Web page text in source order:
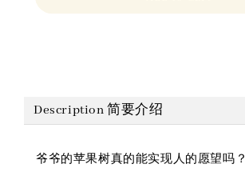
Description 简要介绍
爷爷的苹果树真的能实现人的愿望吗？